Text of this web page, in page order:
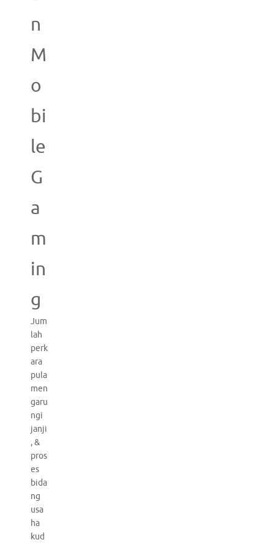
n
M
o
bi
le
G
a
m
in
g
Jum
lah
perk
ara
pula
men
garu
ngi
janji
, &
pros
es
bida
ng
usa
ha
kud